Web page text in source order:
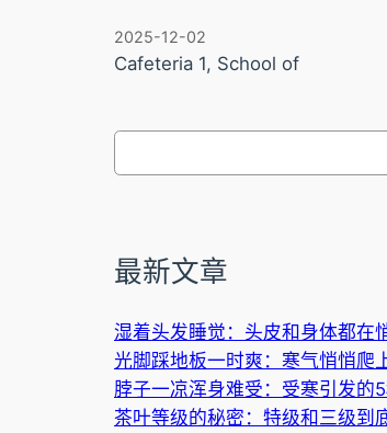
2025-12-02
Cafeteria 1, School of
搜
最新文章
湿着头发睡觉：头皮和身体都在
光脚踩地板一时爽：寒气悄悄爬
脖子一凉浑身难受：受寒引发的
茶叶等级的秘密：特级和三级到